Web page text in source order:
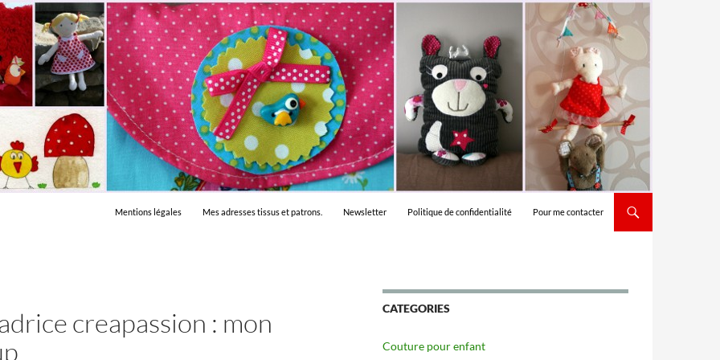
Mentions légales Mes adresses tissus et patrons. Newsletter Politique de confidentialité Pour me contacter
creapassion : mon
CATEGORIES
Couture pour enfant